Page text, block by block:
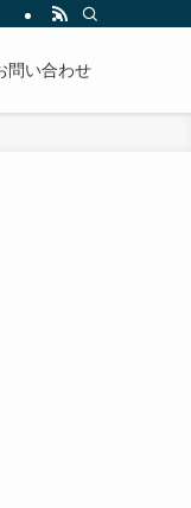
ます。
問い合わせ